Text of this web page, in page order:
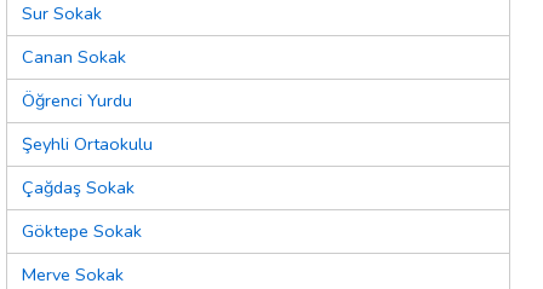
Sur Sokak
Canan Sokak
Öğrenci Yurdu
Şeyhli Ortaokulu
Çağdaş Sokak
Göktepe Sokak
Merve Sokak